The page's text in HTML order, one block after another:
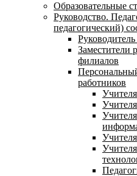
Образовательные
Руководство.
педагогический)
Заместители
филиалов
работников